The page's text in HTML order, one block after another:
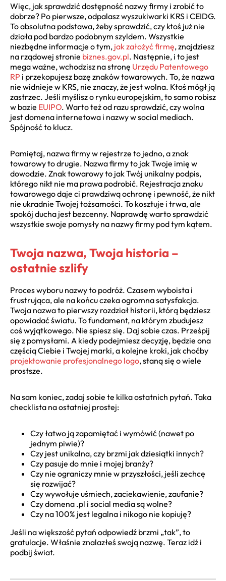
Więc, jak sprawdzić dostępność nazwy firmy i zrobić to
dobrze? Po pierwsze, odpalasz wyszukiwarki KRS i CEIDG.
To absolutna podstawa, żeby sprawdzić, czy ktoś już nie
działa pod bardzo podobnym szyldem. Wszystkie
niezbędne informacje o tym, jak założyć firmę, znajdziesz
na rządowej stronie biznes.gov.pl. Następnie, i to jest
mega ważne, wchodzisz na stronę Urzędu Patentowego
RP i przekopujesz bazę znaków towarowych. To, że nazwa
nie widnieje w KRS, nie znaczy, że jest wolna. Ktoś mógł ją
zastrzec. Jeśli myślisz o rynku europejskim, to samo robisz
w bazie EUIPO. Warto też od razu sprawdzić, czy wolna
jest domena internetowa i nazwy w social mediach.
Spójność to klucz.
Pamiętaj, nazwa firmy w rejestrze to jedno, a znak
towarowy to drugie. Nazwa firmy to jak Twoje imię w
dowodzie. Znak towarowy to jak Twój unikalny podpis,
którego nikt nie ma prawa podrobić. Rejestracja znaku
towarowego daje ci prawdziwą ochronę i pewność, że nikt
nie ukradnie Twojej tożsamości. To kosztuje i trwa, ale
spokój ducha jest bezcenny. Naprawdę warto sprawdzić
wszystkie swoje pomysły na nazwy firmy pod tym kątem.
Twoja nazwa, Twoja historia –
ostatnie szlify
Proces wyboru nazwy to podróż. Czasem wyboista i
frustrująca, ale na końcu czeka ogromna satysfakcja.
Twoja nazwa to pierwszy rozdział historii, którą będziesz
opowiadać światu. To fundament, na którym zbudujesz
coś wyjątkowego. Nie spiesz się. Daj sobie czas. Prześpij
się z pomysłami. A kiedy podejmiesz decyzję, będzie ona
częścią Ciebie i Twojej marki, a kolejne kroki, jak choćby
projektowanie profesjonalnego logo, staną się o wiele
prostsze.
Na sam koniec, zadaj sobie te kilka ostatnich pytań. Taka
checklista na ostatniej prostej:
Czy łatwo ją zapamiętać i wymówić (nawet po
jednym piwie)?
Czy jest unikalna, czy brzmi jak dziesiątki innych?
Czy pasuje do mnie i mojej branży?
Czy nie ograniczy mnie w przyszłości, jeśli zechcę
się rozwijać?
Czy wywołuje uśmiech, zaciekawienie, zaufanie?
Czy domena .pl i social media są wolne?
Czy na 100% jest legalna i nikogo nie kopiuję?
Jeśli na większość pytań odpowiedź brzmi „tak”, to
gratulacje. Właśnie znalazłeś swoją nazwę. Teraz idź i
podbij świat.